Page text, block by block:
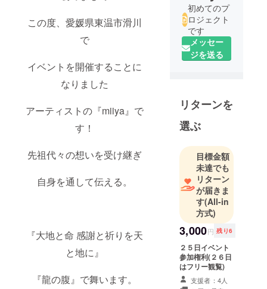
この度、愛媛県東温市滑川
で
イベントを開催することに
なりました
アーティストの『miiya』で
す！
先祖代々の想いを受け継ぎ
自身を通して伝える。
『大地と命 感謝と祈りを天
と地に』
『龍の腹』で舞います。
初めてのプ
ロジェクト
です
メッセー
ジを送る
リターンを
選ぶ
目標金額
未達でも
リターン
が届きま
す(All-in
方式)
3,000円 残り6
２５日イベント
参加権利(２６日
はフリー観覧)
支援者：4人